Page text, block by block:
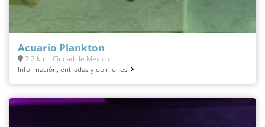
Acuario Plankton
7.2 km - Ciudad de México
Información, entradas y opiniones